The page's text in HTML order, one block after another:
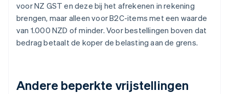
voor NZ GST en deze bij het afrekenen in rekening
brengen, maar alleen voor B2C-items met een waarde
van 1.000 NZD of minder. Voor bestellingen boven dat
bedrag betaalt de koper de belasting aan de grens.
Andere beperkte vrijstellingen